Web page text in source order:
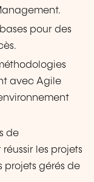
pour des
avec Agile
de
les projets
projets gérés de